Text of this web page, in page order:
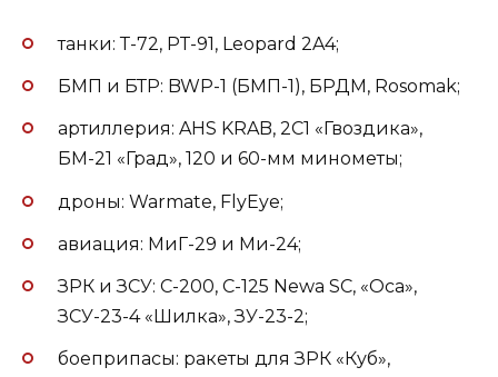
танки: Т-72, PT-91, Leopard 2A4;
БМП и БТР: BWP-1 (БМП-1), БРДМ, Rosomak;
артиллерия: AHS KRAB, 2С1 «Гвоздика»,
БМ-21 «Град», 120 и 60-мм минометы;
дроны: Warmate, FlyEye;
авиация: МиГ-29 и Ми-24;
ЗРК и ЗСУ: С-200, С-125 Newa SC, «Оса»,
ЗСУ-23-4 «Шилка», ЗУ-23-2;
боеприпасы: ракеты для ЗРК «Куб»,